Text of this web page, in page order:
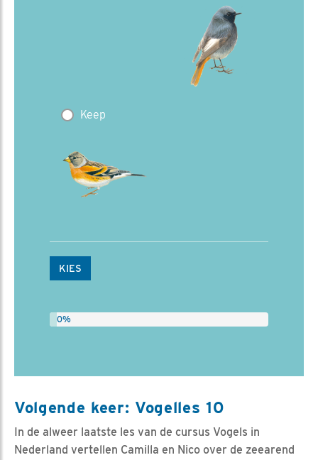
Keep
KIES
0%
Volgende keer: Vogelles 10
In de alweer laatste les van de cursus Vogels in
Nederland vertellen Camilla en Nico over de zeearend